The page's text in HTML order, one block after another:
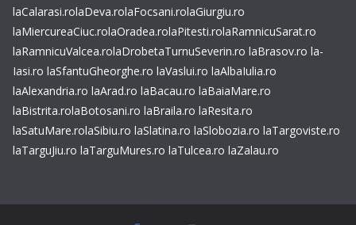
laCalarasi.rolaDeva.rolaFocsani.rolaGiurgiu.ro
laMiercureaCiuc.rolaOradea.rolaPitesti.rolaRamnicuSarat.ro
laRamnicuValcea.rolaDrobetaTurnuSeverin.ro laBrasov.ro la-
Iasi.ro laSfantuGheorghe.ro laVaslui.ro laAlbaIulia.ro
laAlexandria.ro laArad.ro laBacau.ro laBaiaMare.ro
laBistrita.rolaBotosani.ro laBraila.ro laResita.ro
laSatuMare.rolaSibiu.ro laSlatina.ro laSlobozia.ro laTargoviste.ro
laTarguJiu.ro laTarguMures.ro laTulcea.ro laZalau.ro